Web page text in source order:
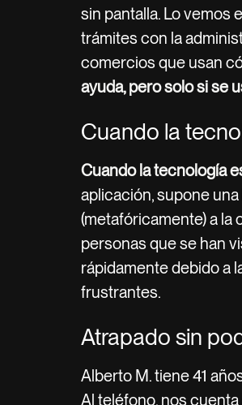
sin pantalla. Lo vemos
trámites con la
comercios que usan
ayuda, pero solo si se
Cuando la
Cuando la tecnología
aplicación, supone
(metafóricamente) a
personas que se han
rápidamente debido a
frustrantes.
Atrapado sin
Alberto M. tiene 41
Al teléfono, nos